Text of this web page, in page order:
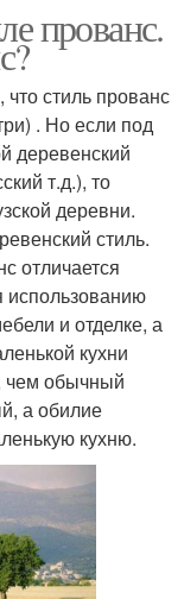
прованс.
что стиль прованс
. Но если под
деревенский
т.д.), то
деревни.
стиль.
отличается
использованию
и отделке, а
кухни
чем обычный
а обилие
кухню.